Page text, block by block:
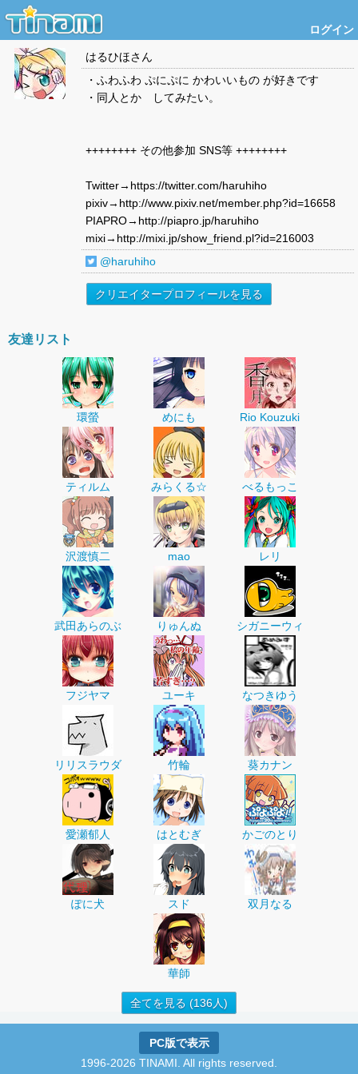
ログイン
はるひほさん
・ふわふわ ぷにぷに かわいいもの が好きです
・同人とか してみたい。
++++++++ その他参加 SNS等 ++++++++
Twitter→https://twitter.com/haruhiho
pixiv→http://www.pixiv.net/member.php?id=16658
PIAPRO→http://piapro.jp/haruhiho
mixi→http://mixi.jp/show_friend.pl?id=216003
@haruhiho
クリエイタープロフィールを見る
友達リスト
環螢 めにも Rio Kouzuki
ティルム みらくる☆ べるもっこ
沢渡慎二 mao レリ
武田あらのぶ りゅんぬ シガニーウィ
フジヤマ ユーキ なつきゆう
リリスラウダ 竹輪 葵カナン
愛瀬郁人 はとむぎ かごのとり
ぽに犬 スド 双月なる
華師
全てを見る (136人)
PC版で表示
1996-2026 TINAMI. All rights reserved.